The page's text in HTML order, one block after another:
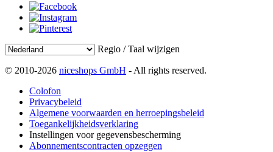
Regio / Taal wijzigen
© 2010-2026 niceshops GmbH - All rights reserved.
Colofon
Privacybeleid
Algemene voorwaarden en herroepingsbeleid
Toegankelijkheidsverklaring
Instellingen voor gegevensbescherming
Abonnementscontracten opzeggen